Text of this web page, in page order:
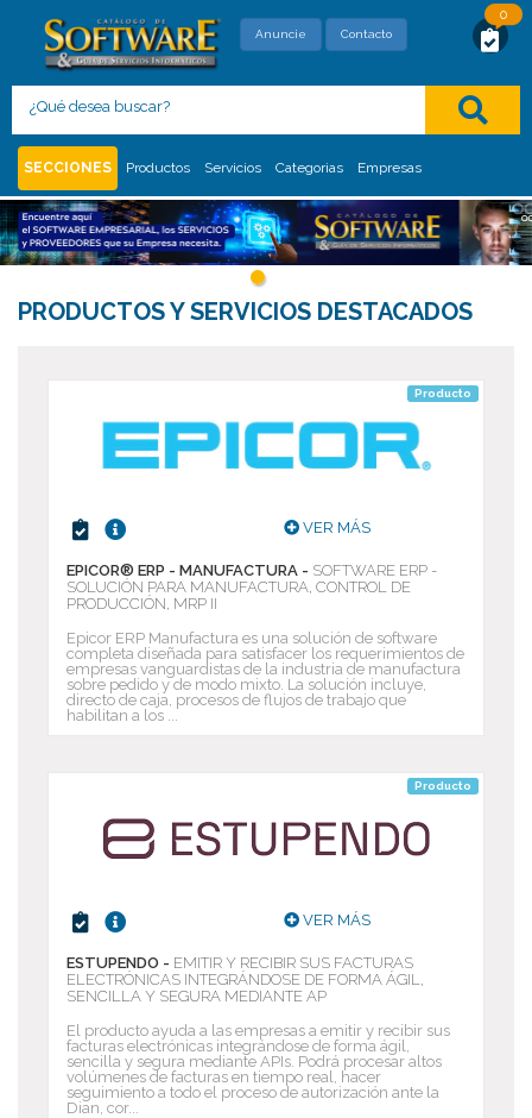
Con este formato usted está solicitando,
directamente al proveedor, mayor información
Deseo recibir información de otros Productos /
Servicios similares al solicitado
SI NO
Enviar
Anuncie Contacto
0
SECCIONES Productos Servicios Categorias Empresas
PRODUCTOS Y SERVICIOS DESTACADOS
Producto
VER MÁS
EPICOR® ERP - MANUFACTURA - SOFTWARE ERP -
SOLUCIÓN PARA MANUFACTURA, CONTROL DE
PRODUCCIÓN, MRP II
Epicor ERP Manufactura es una solución de software
completa diseñada para satisfacer los requerimientos de
empresas vanguardistas de la industria de manufactura
sobre pedido y de modo mixto. La solución incluye,
directo de caja, procesos de flujos de trabajo que
habilitan a los ...
Producto
VER MÁS
ESTUPENDO - EMITIR Y RECIBIR SUS FACTURAS
ELECTRÓNICAS INTEGRÁNDOSE DE FORMA ÁGIL,
SENCILLA Y SEGURA MEDIANTE AP
El producto ayuda a las empresas a emitir y recibir sus
facturas electrónicas integrándose de forma ágil,
sencilla y segura mediante APIs. Podrá procesar altos
volúmenes de facturas en tiempo real, hacer
seguimiento a todo el proceso de autorización ante la
Dian, cor...